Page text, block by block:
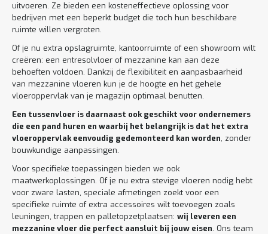
uitvoeren. Ze bieden een kosteneffectieve oplossing voor
bedrijven met een beperkt budget die toch hun beschikbare
ruimte willen vergroten.
Of je nu extra opslagruimte, kantoorruimte of een showroom wilt
creëren: een entresolvloer of mezzanine kan aan deze
behoeften voldoen. Dankzij de flexibiliteit en aanpasbaarheid
van mezzanine vloeren kun je de hoogte en het gehele
vloeroppervlak van je magazijn optimaal benutten.
Een tussenvloer is daarnaast ook geschikt voor ondernemers
die een pand huren en waarbij het belangrijk is dat het extra
vloeroppervlak eenvoudig gedemonteerd kan worden, zonder
bouwkundige aanpassingen.
Voor specifieke toepassingen bieden we ook
maatwerkoplossingen. Of je nu extra stevige vloeren nodig hebt
voor zware lasten, speciale afmetingen zoekt voor een
specifieke ruimte of extra accessoires wilt toevoegen zoals
leuningen, trappen en palletopzetplaatsen: wij leveren een
mezzanine vloer die perfect aansluit bij jouw eisen. Ons team